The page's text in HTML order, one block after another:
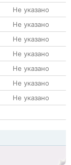
Не указано
Не указано
Не указано
Не указано
Не указано
Не указано
Не указано